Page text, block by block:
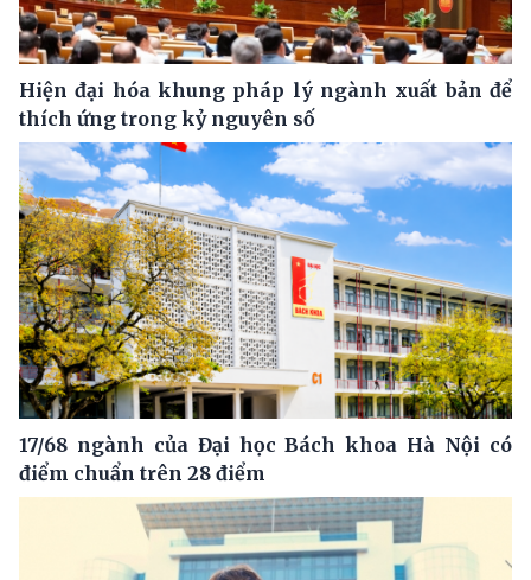
Hiện đại hóa khung pháp lý ngành xuất bản để
thích ứng trong kỷ nguyên số
17/68 ngành của Đại học Bách khoa Hà Nội có
điểm chuẩn trên 28 điểm